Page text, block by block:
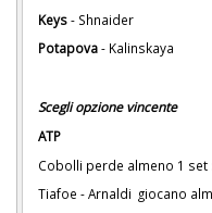
Keys- Shnaider
Potapova- Kalinskaya
Scegli opzione vincente
ATP
Cobolli perde almeno 1 set
Tiafoe - Arnaldi giocano